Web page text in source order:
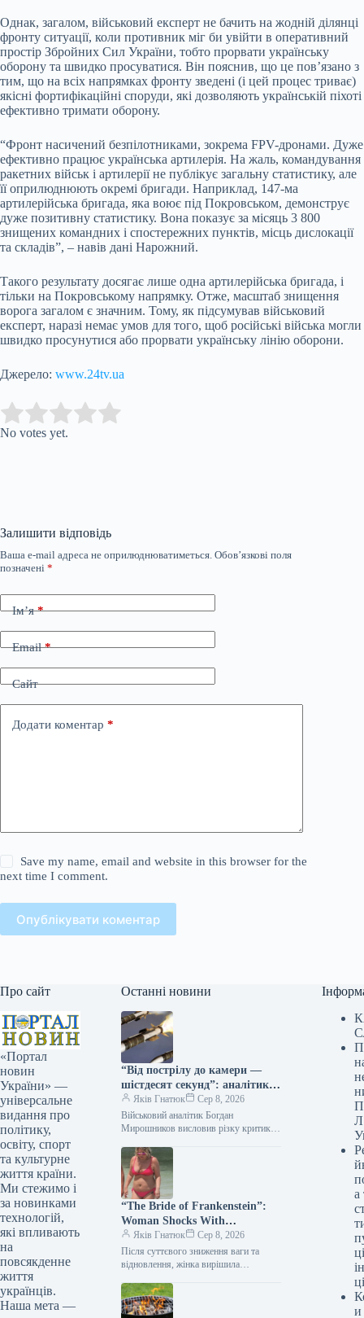
Однак, загалом, військовий експерт не бачить на жодній ділянці
фронту ситуації, коли противник міг би увійти в оперативний
простір Збройних Сил України, тобто прорвати українську
оборону та швидко просуватися. Він пояснив, що це пов’язано з
тим, що на всіх напрямках фронту зведені (і цей процес триває)
якісні фортифікаційні споруди, які дозволяють українській піхоті
ефективно тримати оборону.
“Фронт насичений безпілотниками, зокрема FPV-дронами. Дуже
ефективно працює українська артилерія. На жаль, командування
ракетних військ і артилерії не публікує загальну статистику, але
її оприлюднюють окремі бригади. Наприклад, 147-ма
артилерійська бригада, яка воює під Покровськом, демонструє
дуже позитивну статистику. Вона показує за місяць 3 800
знищених командних і спостережних пунктів, місць дислокації
та складів”, – навів дані Нарожний.
Такого результату досягає лише одна артилерійська бригада, і
тільки на Покровському напрямку. Отже, масштаб знищення
ворога загалом є значним. Тому, як підсумував військовий
експерт, наразі немає умов для того, щоб російські війська могли
швидко просунутися або прорвати українську лінію оборони.
Джерело: www.24tv.ua
Rate this item:
No votes yet.
Залишити відповідь
Ваша e-mail адреса не оприлюднюватиметься. Обов’язкові поля
позначені *
Ім’я*
Email*
Сайт
Додати коментар *
Save my name, email and website in this browser for the
next time I comment.
Опублікувати коментар
Про сайт
«Портал
новин
України» —
універсальне
видання про
політику,
освіту, спорт
та культурне
життя країни.
Ми стежимо і
за новинками
технологій,
які впливають
на
повсякденне
життя
українців.
Наша мета —
Останні новини
“Від пострілу до камери —
шістдесят секунд”: аналітик
оборонної сфери попередив
про смертельну загрозу
документування влучень
Яків Гнатюк
Сер 8, 2026
Військовий аналітик Богдан
Мирошников висловив різку критику
російських ракетних ударів у мережі
одразу після атак.…
“The Bride of Frankenstein”:
Woman Shocks With
Appearance After Dozens of
Plastic Surgeries (Photo)
Яків Гнатюк
Сер 8, 2026
Після суттєвого зниження ваги та
відновлення, жінка вирішила
вигляд. Протягом року вона пройшла
низку хірургічних втручань,…
Л
а
ці
и